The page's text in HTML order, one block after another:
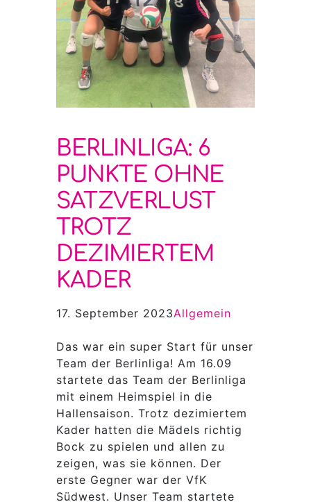
BERLINLIGA: 6
PUNKTE OHNE
SATZVERLUST
TROTZ
DEZIMIERTEM
KADER
17. September 2023Allgemein
Das war ein super Start für unser
Team der Berlinliga! Am 16.09
startete das Team der Berlinliga
mit einem Heimspiel in die
Hallensaison. Trotz dezimiertem
Kader hatten die Mädels richtig
Bock zu spielen und allen zu
zeigen, was sie können. Der
erste Gegner war der VfK
Südwest. Unser Team startete